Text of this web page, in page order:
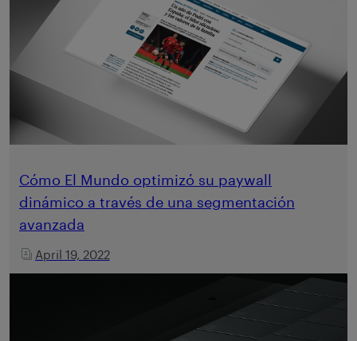
Cómo El Mundo optimizó su paywall
dinámico a través de una segmentación
avanzada
April 19, 2022